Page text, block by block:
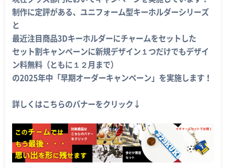
制作に定評がある、ユニフォーム型キーホルダーシリーズ
と
最近注目商品3Dキーホルダーにチャームをセットした
セット割キャンペーンに新規デザイン１つだけでもデザイ
ン料無料（ともに１２月まで）
の2025年中「早期オーダーキャンペーン」を実施します！
詳しくはこちらのバナーをクリック↓